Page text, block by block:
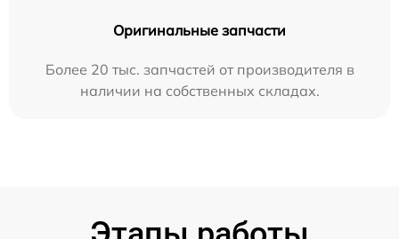
Оригинальные запчасти
Более 20 тыс. запчастей от производителя в
наличии на собственных складах.